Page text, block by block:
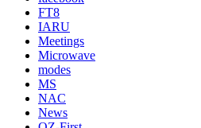
FT8
IARU
Meetings
Microwave
modes
MS
NAC
News